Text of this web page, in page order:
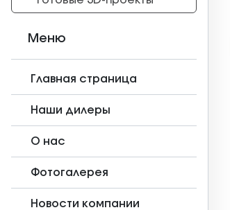
Меню
Главная страница
Наши дилеры
О нас
Фотогалерея
Новости компании